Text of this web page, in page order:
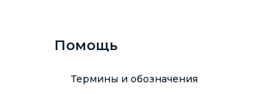
Помощь
Термины и обозначения